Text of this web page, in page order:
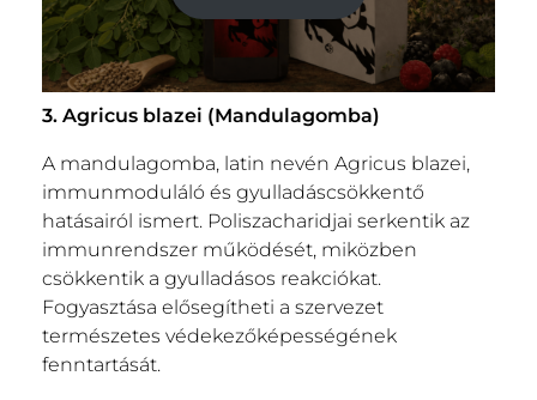
3. Agricus blazei (Mandulagomba)
A mandulagomba, latin nevén Agricus blazei,
immunmoduláló és gyulladáscsökkentő
hatásairól ismert. Poliszacharidjai serkentik az
immunrendszer működését, miközben
csökkentik a gyulladásos reakciókat.
Fogyasztása elősegítheti a szervezet
természetes védekezőképességének
fenntartását.